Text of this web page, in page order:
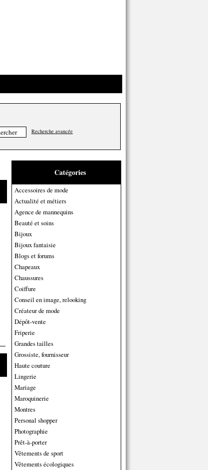
Recherche avancée
Catégories
Accessoires de mode
Actualité et métiers
Agence de mannequins
Beauté et soins
Bijoux
Bijoux fantaisie
Blogs et forums
Chapeaux
Chaussures
Coiffure
Conseil en image, relooking
Créateur de mode
Dépôt-vente
Friperie
Grandes tailles
Grossiste, fournisseur
Haute couture
Lingerie
Mariage
Maroquinerie
Montres
Personal shopper
Photographie
Prêt-à-porter
Vêtements de sport
Vêtements écologiques